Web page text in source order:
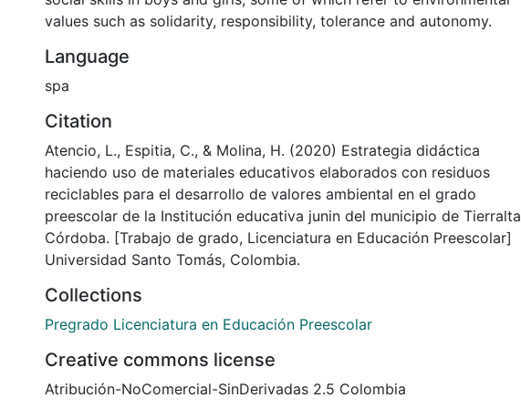
values such as solidarity, responsibility, tolerance and autonomy.
Language
spa
Citation
Atencio, L., Espitia, C., & Molina, H. (2020) Estrategia didáctica
haciendo uso de materiales educativos elaborados con residuos
reciclables para el desarrollo de valores ambiental en el grado
preescolar de la Institución educativa junin del municipio de Tierralta
Córdoba. [Trabajo de grado, Licenciatura en Educación Preescolar]
Universidad Santo Tomás, Colombia.
Collections
Pregrado Licenciatura en Educación Preescolar
Creative commons license
Atribución-NoComercial-SinDerivadas 2.5 Colombia